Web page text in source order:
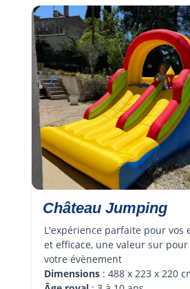
Château Jumping
L'expérience parfaite pour vos
et efficace, une valeur sur
votre évènement
Dimensions : 488 x 223 x 220